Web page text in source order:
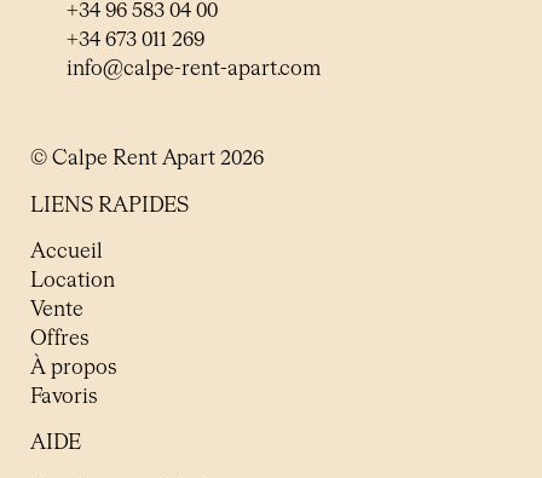
+34 96 583 04 00
+34 673 011 269
info@calpe-rent-apart.com
© Calpe Rent Apart 2026
LIENS RAPIDES
Accueil
Location
Vente
Offres
À propos
Favoris
AIDE